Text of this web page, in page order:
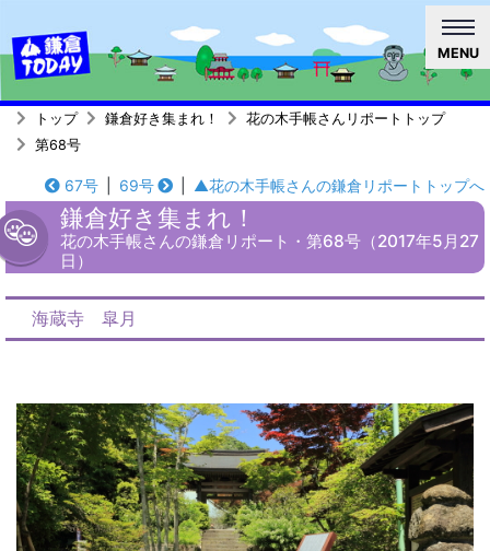
MENU
トップ 鎌倉好き集まれ！
花の木手帳さんリポートトップ
第68号
67号 69号 ▲花の木手帳さんの鎌倉リポートトップへ
鎌倉好き集まれ！
花の木手帳さんの鎌倉リポート・第68号（2017年5月27
日）
海蔵寺 皐月